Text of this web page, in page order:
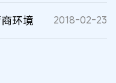
环境 2018-02-23